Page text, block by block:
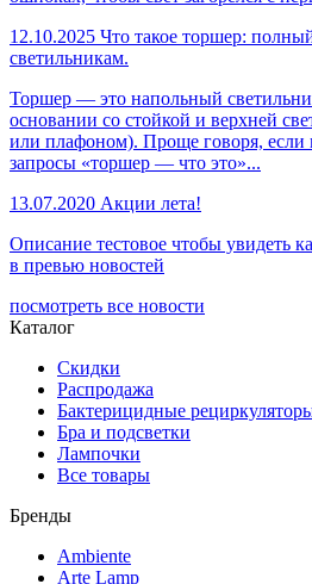
12.10.2025 Что такое торшер:
светильникам.
Торшер — это напольный
основании со стойкой и верхней
или плафоном). Проще говоря, если
запросы «торшер — что это»...
13.07.2020 Акции лета!
Описание тестовое чтобы увидеть
в превью новостей
посмотреть все новости
Каталог
Скидки
Распродажа
Бактерицидные
Бра и подсветки
Лампочки
Все товары
Бренды
Ambiente
Arte Lamp